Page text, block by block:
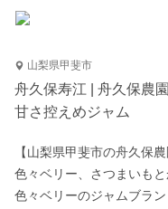
山梨県甲斐市
舟久保寿江 | 舟久保農園
甘さ控えめジャム
【山梨県甲斐市の舟久保
色々ベリー、さつまいも
色々ベリーのジャムブラ